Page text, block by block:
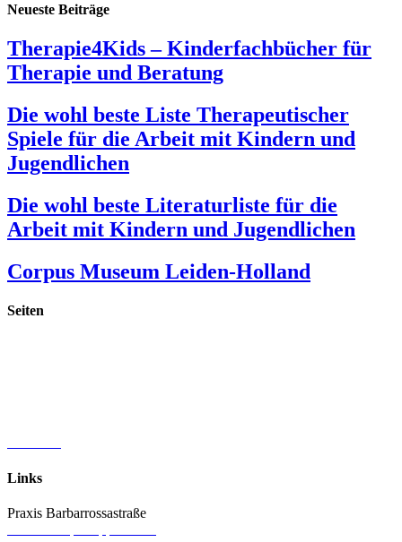
Neueste Beiträge
Therapie4Kids – Kinderfachbücher für
Therapie und Beratung
Die wohl beste Liste Therapeutischer
Spiele für die Arbeit mit Kindern und
Jugendlichen
Die wohl beste Literaturliste für die
Arbeit mit Kindern und Jugendlichen
Corpus Museum Leiden-Holland
Seiten
Links
Praxis Barbarrossastraße